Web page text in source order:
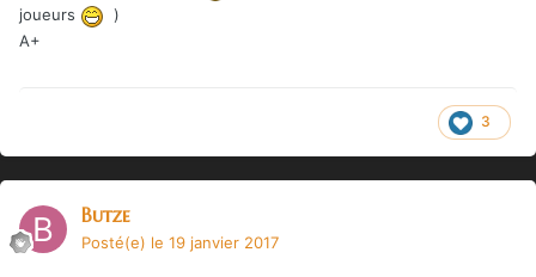
joueurs
)
A+
3
Butze
Posté(e) le 19 janvier 2017